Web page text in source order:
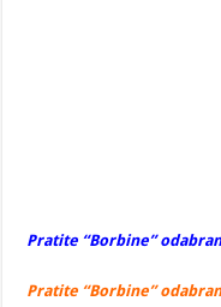
Pratite “Borbine”
Pratite “Borbine”